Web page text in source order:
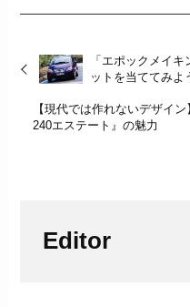
「エポックメイ
ットを当ててみよ
【現代では作れないデザイ
240エステート』の魅力
Editor